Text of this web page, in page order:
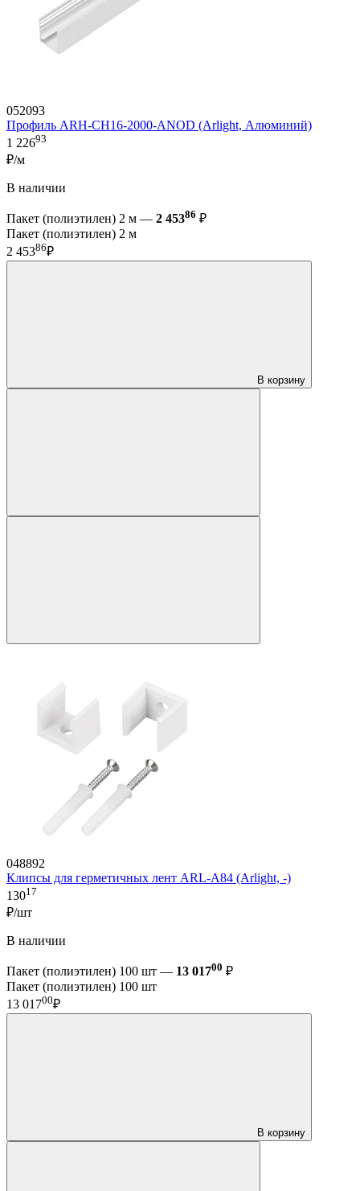
052093
Профиль ARH-CH16-2000-ANOD (Arlight, Алюминий)
1 22693
₽/м
В наличии
Пакет (полиэтилен) 2 м — 2 45386 ₽
Пакет (полиэтилен) 2 м
2 45386₽
В корзину
048892
Клипсы для герметичных лент ARL-A84 (Arlight, -)
13017
₽/шт
В наличии
Пакет (полиэтилен) 100 шт — 13 01700 ₽
Пакет (полиэтилен) 100 шт
13 01700₽
В корзину